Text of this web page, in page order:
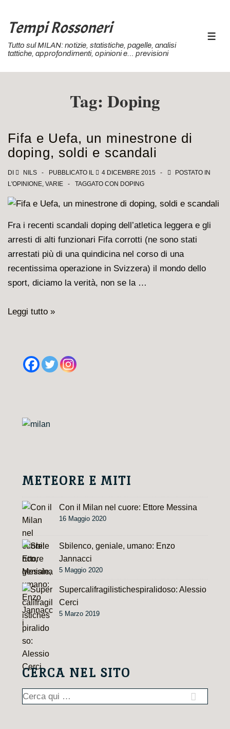
Vai
contenuto
Tempi Rossoneri
Tutto sul MILAN: notizie, statistiche, pagelle, analisi
tattiche, approfondimenti, opinioni e… previsioni
Tag: Doping
Fifa e Uefa, un minestrone di
doping, soldi e scandali
DI NILS PUBBLICATO IL 4 DICEMBRE 2015
POSTATO IN
L'OPINIONE, VARIE TAGGATO CON DOPING
Fra i recenti scandali doping dell’atletica leggera e gli
arresti di alti funzionari Fifa corrotti (ne sono stati
arrestati più di una quindicina nel corso di una
recentissima operazione in Svizzera) il mondo dello
sport, diciamo la verità, non se la …
Fifa
minestrone
Leggi tutto »
METEORE E MITI
Con il Milan nel cuore: Ettore Messina
16 Maggio 2020
Sbilenco, geniale, umano: Enzo
Jannacci
5 Maggio 2020
Supercalifragilistichespiralidoso: Alessio
Cerci
5 Marzo 2019
CERCA NEL SITO
Cerca: